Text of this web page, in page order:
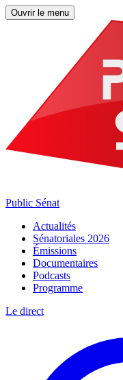
Ouvrir le menu
Public Sénat
Actualités
Sénatoriales 2026
Émissions
Documentaires
Podcasts
Programme
Le direct